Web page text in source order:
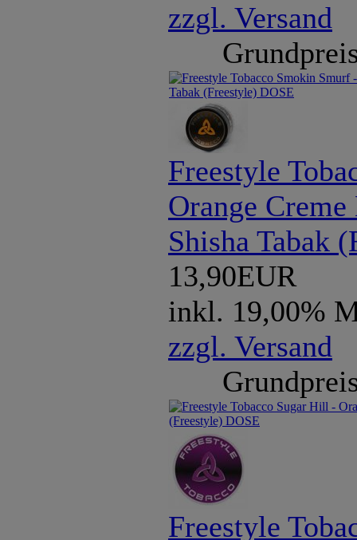
zzgl. Versand
Freestyle
Orange
Shisha Tabak
13,90EUR
inkl. 19,00%
zzgl. Versand
Freestyle